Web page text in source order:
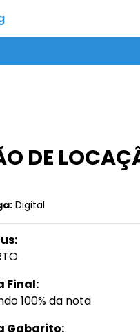
DE
Digital
Final:
100% da nota
Gabarito: